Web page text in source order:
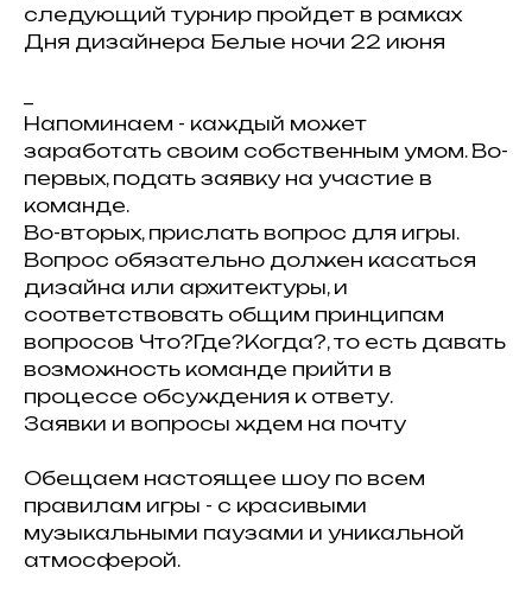
следующий турнир пройдет в рамках
Дня дизайнера Белые ночи 22 июня
Напоминаем - каждый может
заработать своим собственным умом. Во-
первых, подать заявку на участие в
команде.
Во-вторых, прислать вопрос для игры.
Вопрос обязательно должен касаться
дизайна или архитектуры, и
соответствовать общим принципам
вопросов Что?Где?Когда?, то есть давать
возможность команде прийти в
процессе обсуждения к ответу.
Заявки и вопросы ждем на почту
Обещаем настоящее шоу по всем
правилам игры - с красивыми
музыкальными паузами и уникальной
атмосферой.